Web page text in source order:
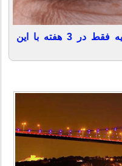
کاهش چشمگیر جای زخم و بخیه فقط در 3 هفته با این